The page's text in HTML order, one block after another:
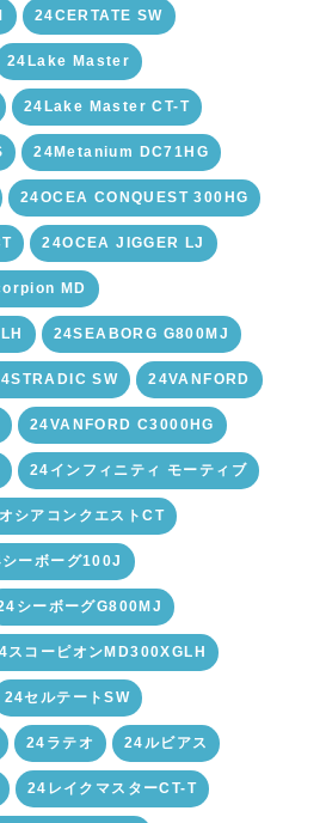
24CERTATE SW
24Lake Master
24Lake Master CT-T
24Metanium DC71HG
24OCEA CONQUEST 300HG
24OCEA JIGGER LJ
MD
24SEABORG G800MJ
SW 24VANFORD
24VANFORD C3000HG
24インフィニティ モーティブ
シアコンクエストCT
ーボーグ100J
シーボーグG800MJ
スコーピオンMD300XGLH
24セルテートSW
24ラテオ 24ルビアス
24レイクマスターCT-T